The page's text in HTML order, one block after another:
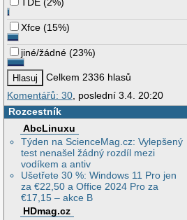
Xfce (15%)
jiné/žádné (23%)
Celkem 2336 hlasů
Komentářů: 30 , poslední 3.4. 20:20
Rozcestník
AbcLinuxu
Týden na ScienceMag.cz: Vylepšený
test nenašel žádný rozdíl mezi
vodíkem a antiv
Ušetřete 30 %: Windows 11 Pro jen
za €22,50 a Office 2024 Pro za
€17,15 – akce B
HDmag.cz